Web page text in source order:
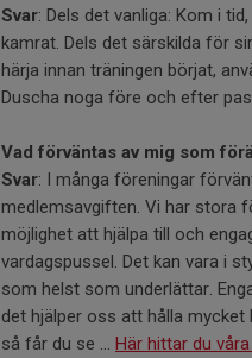
Svar: Dels det vanliga: Kom i
kamrat. Dels det särskilda för
härja innan träningen börjat,
Duscha noga före och efter
Vad förväntas av mig som
Svar: I många föreningar
medlemsavgiften. Vi har stora
möjlighet att hjälpa till och
vardagspussel. Det kan vara i
som helst som underlättar.
det hjälper oss att hålla
så får du se ... Här hittar du